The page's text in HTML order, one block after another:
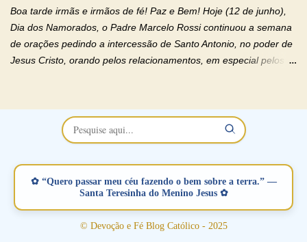
relacionamento e que minaram, espiritualmente, a relação do
casal. Vamos orar (coloque o seu esposo ou esposa diante de
Deus). "Senhor Jesus, restaura os laços ...
Boa tarde irmãs e irmãos de fé! Paz e Bem! Hoje (12 de junho),
Dia dos Namorados, o Padre Marcelo Rossi continuou a semana
de orações pedindo a intercessão de Santo Antonio, no poder de
Jesus Cristo, orando pelos relacionamentos, em especial pelos
maravilhosos cartões que coloquei aqui para vocês. Não perca
esta abençoada semana no Momento de Fé do Padre Marcelo,
vamos juntos formar esta forte corrente de orações. Você que
verdadeiro, ou que está com problemas no relacionamento
amoroso, creia na poderosa intercessão deste santo amigo:
Santo Antonio! Tenha fé, não desista, pois ele intercede por nós
junto a Jesus! Fique no Amor Ágape de Jesus e no Amor Materno
✿ “Quero passar meu céu fazendo o bem sobre a terra.” —
Santa Teresinha do Menino Jesus ✿
© Devoção e Fé Blog Católico - 2025